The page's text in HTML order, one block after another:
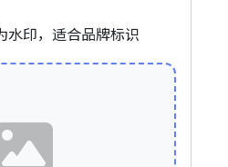
印，适合品牌标识